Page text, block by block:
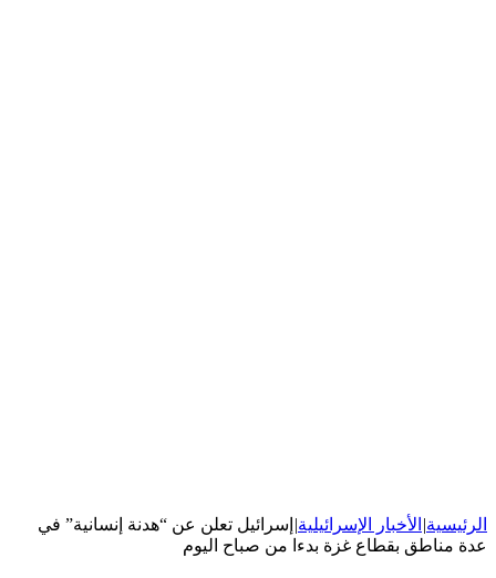
الرئيسية| الأخبار الإسرائيلية| إسرائيل تعلن عن “هدنة إنسانية” في
عدة مناطق بقطاع غزة بدءا من صباح اليوم